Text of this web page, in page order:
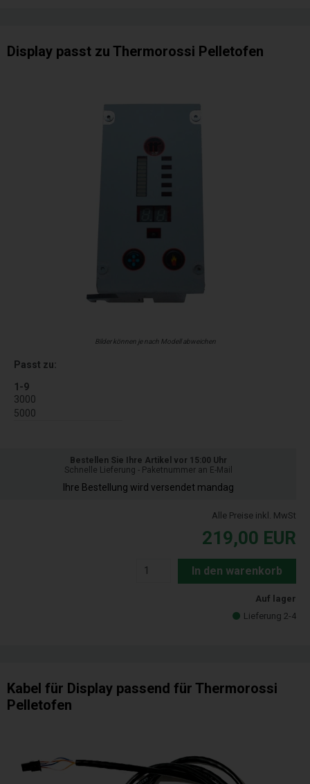
Display passt zu Thermorossi Pelletofen
Bilder können je nach Modell abweichen
Passt zu:
1-9
3000
5000
Bestellen Sie Ihre Artikel vor 15:00 Uhr
Schnelle Lieferung - Paketnummer an E-Mail
Ihre Bestellung wird versendet mandag
Alle Preise inkl. MwSt
219,00 EUR
In den warenkorb
Auf lager
Lieferung 2-4
Kabel für Display passend für Thermorossi
Pelletofen